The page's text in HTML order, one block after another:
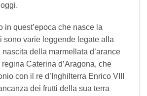
in quest’epoca che nasce la
sono varie leggende legate alla
della marmellata d’arance
Caterina d’Aragona, che
con il re d’Inghilterra Enrico VIII
dei frutti della sua terra